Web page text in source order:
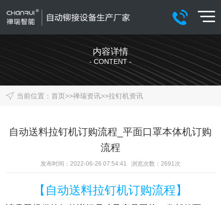
内容详情
- CONTENT -
当前位置： 首页>>禅瑞资讯>>拉钉机资讯
自动送料拉钉机订购流程_平面口罩本体机订购
流程
发布时间：2022-06-26 07:54:41 浏览次数： 2691次
【自动送料拉钉机订购流程】